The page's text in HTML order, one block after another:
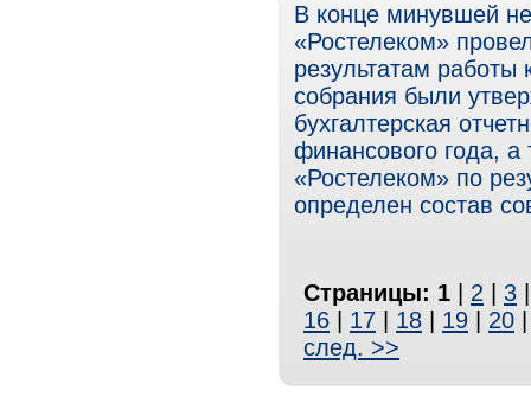
В конце минувшей
«Ростелеком»
результатам работы
собрания были
бухгалтерская
финансового года,
«Ростелеком» по
определен состав
Страницы: 1 2 3
16
17 18 19 20
след. >>